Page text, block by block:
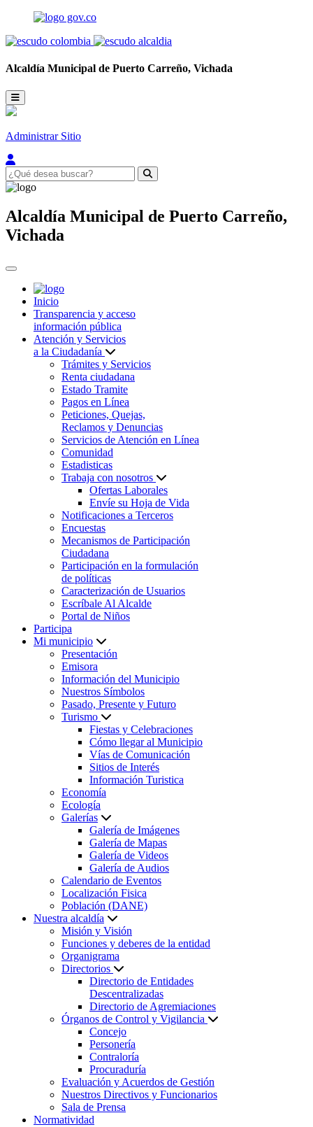
Alcaldía Municipal de Puerto Carreño, Vichada
Administrar Sitio
Alcaldía Municipal de Puerto Carreño,
Vichada
Inicio
Transparencia y acceso
información pública
Atención y Servicios
a la Ciudadanía
Trámites y Servicios
Renta ciudadana
Estado Tramite
Pagos en Línea
Peticiones, Quejas,
Reclamos y Denuncias
Servicios de Atención en Línea
Comunidad
Estadisticas
Trabaja con nosotros
Ofertas Laborales
Envíe su Hoja de Vida
Notificaciones a Terceros
Encuestas
Mecanismos de Participación
Ciudadana
Participación en la formulación
de políticas
Caracterización de Usuarios
Escríbale Al Alcalde
Portal de Niños
Participa
Mi municipio
Presentación
Emisora
Información del Municipio
Nuestros Símbolos
Pasado, Presente y Futuro
Turismo
Fiestas y Celebraciones
Cómo llegar al Municipio
Vías de Comunicación
Sitios de Interés
Información Turistica
Economía
Ecología
Galerías
Galería de Imágenes
Galería de Mapas
Galería de Videos
Galería de Audios
Calendario de Eventos
Localización Fisica
Población (DANE)
Nuestra alcaldía
Misión y Visión
Funciones y deberes de la entidad
Organigrama
Directorios
Directorio de Entidades
Descentralizadas
Directorio de Agremiaciones
Órganos de Control y Vigilancia
Concejo
Personería
Contraloría
Procuraduría
Evaluación y Acuerdos de Gestión
Nuestros Directivos y Funcionarios
Sala de Prensa
Normatividad